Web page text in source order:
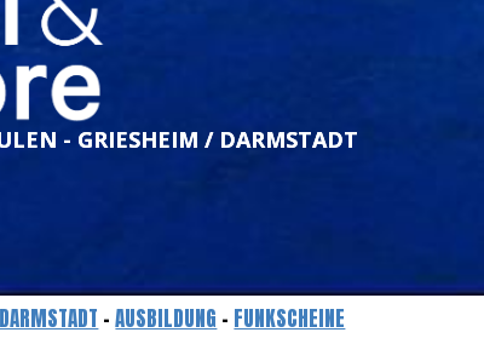
- GRIESHEIM / DARMSTADT
-AUSBILDUNG - FUNKSCHEINE